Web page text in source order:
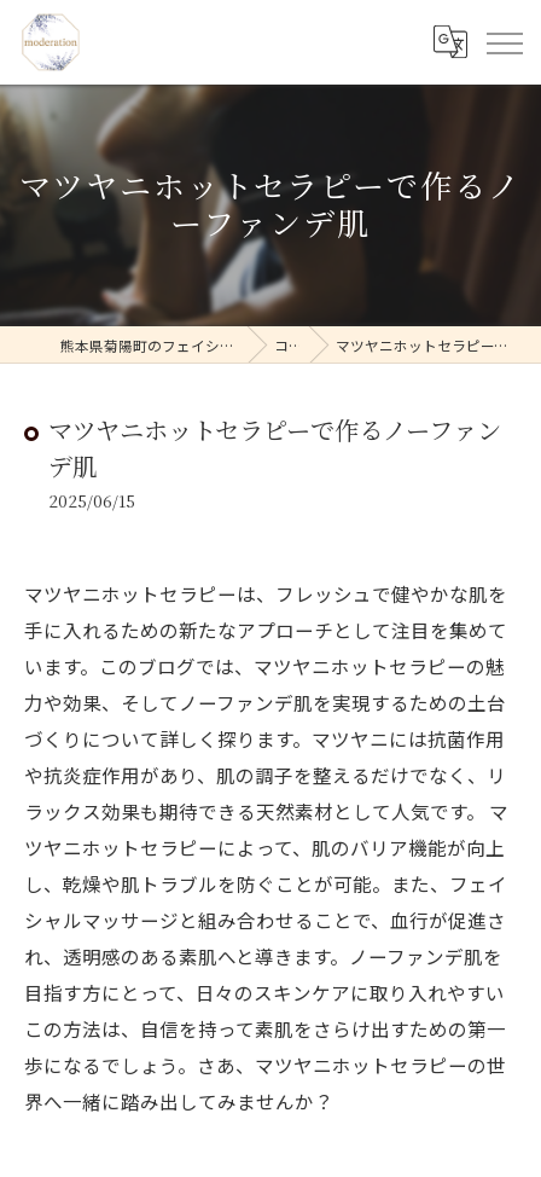
マツヤニホットセラピーで作るノ
ーファンデ肌
熊本県菊陽町のフェイシャルならmoderation コラム マツヤニホットセラピーで作るノーファンデ肌
マツヤニホットセラピーで作るノーファン
デ肌
2025/06/15
マツヤニホットセラピーは、フレッシュで健やかな肌を
手に入れるための新たなアプローチとして注目を集めて
います。このブログでは、マツヤニホットセラピーの魅
力や効果、そしてノーファンデ肌を実現するための土台
づくりについて詳しく探ります。マツヤニには抗菌作用
や抗炎症作用があり、肌の調子を整えるだけでなく、リ
ラックス効果も期待できる天然素材として人気です。 マ
ツヤニホットセラピーによって、肌のバリア機能が向上
し、乾燥や肌トラブルを防ぐことが可能。また、フェイ
シャルマッサージと組み合わせることで、血行が促進さ
れ、透明感のある素肌へと導きます。ノーファンデ肌を
目指す方にとって、日々のスキンケアに取り入れやすい
この方法は、自信を持って素肌をさらけ出すための第一
歩になるでしょう。さあ、マツヤニホットセラピーの世
界へ一緒に踏み出してみませんか？